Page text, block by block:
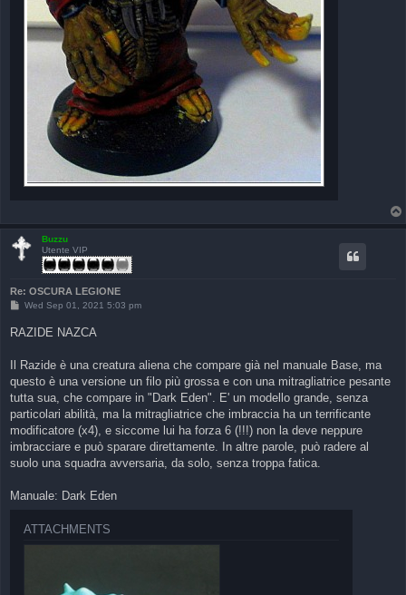
Buzzu
Utente VIP
Re: OSCURA LEGIONE
P
s
t
Wed Sep 01, 2021 5:03 pm
RAZIDE NAZCA
Il Razide è una creatura aliena che compare già nel manuale Base, ma
questo è una versione un filo più grossa e con una mitragliatrice pesante
tutta sua, che compare in "Dark Eden". E' un modello grande, senza
particolari abilità, ma la mitragliatrice che imbraccia ha un terrificante
modificatore (x4), e siccome lui ha forza 6 (!!!) non la deve neppure
imbracciare e può sparare direttamente. In altre parole, può radere al
suolo una squadra avversaria, da solo, senza troppa fatica.
Manuale: Dark Eden
ATTACHMENTS